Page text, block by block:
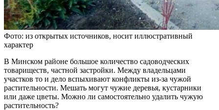
Фото: из открытых источников, носит иллюстративный
характер
В Минском районе большое количество садоводческих
товариществ, частной застройки. Между владельцами
участков то и дело вспыхивают конфликты из-за чужой
растительности. Мешать могут чужие деревья, кустарники
или даже цветы. Можно ли самостоятельно удалить чужую
растительность?